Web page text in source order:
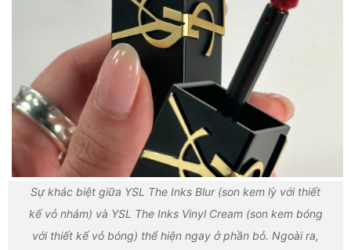
Sự khác biệt giữa YSL The Inks Blur (son kem lỳ với thiết
kế vỏ nhám) và YSL The Inks Vinyl Cream (son kem bóng
với thiết kế vỏ bóng) thể hiện ngay ở phần bỏ. Ngoài ra,